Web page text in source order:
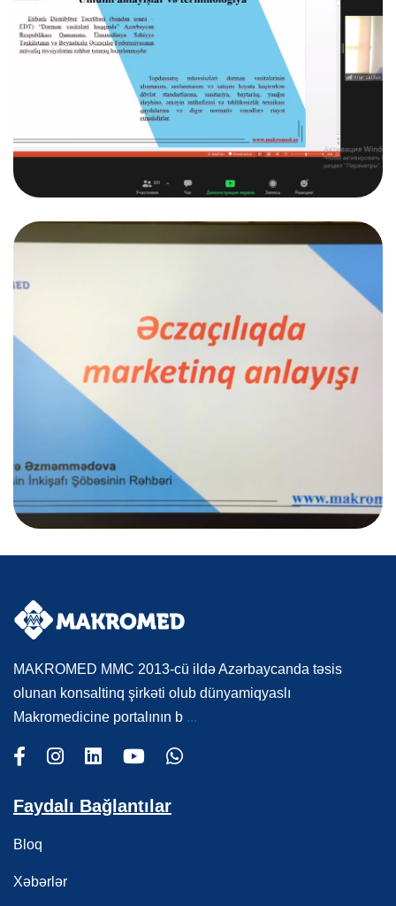
MAKROMED MMC 2013-cü ildə Azərbaycanda təsis
olunan konsaltinq şirkəti olub dünyamiqyaslı
Makromedicine portalının b ...
Faydalı Bağlantılar
Bloq
Xəbərlər